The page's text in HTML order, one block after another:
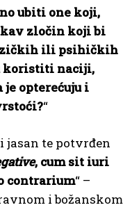
ubiti one koji,
zločin koji bi
ili psihičkih
koristiti naciji,
je opterećuju i
“
jasan te potvrđen
, cum sit iuri
contrarium“ –
i božanskom